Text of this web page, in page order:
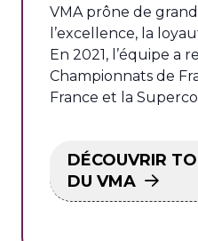
VMA prône de
l’excellence, la
En 2021, l’équipe a
Championnats de
France et la
DÉCOUVRIR
DU VMA